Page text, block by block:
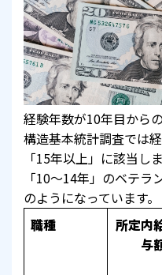
経験年数が10年目から
構造基本統計調査では
「15年以上」に該当し
「10～14年」のベテ
のようになっています。
職種
所定内
与